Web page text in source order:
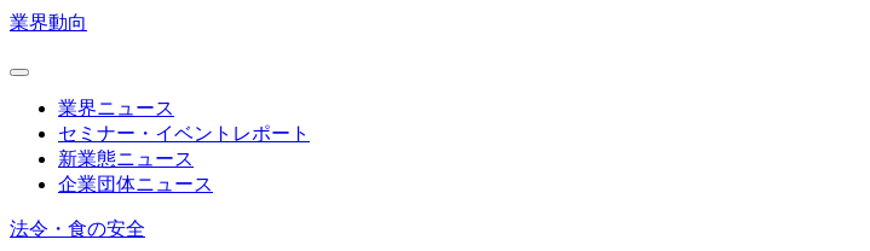
業界動向
業界ニュース
セミナー・イベントレポート
新業態ニュース
企業団体ニュース
法令・食の安全